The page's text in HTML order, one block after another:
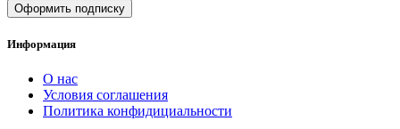
Оформить подписку
Информация
О нас
Условия соглашения
Политика конфидициальности